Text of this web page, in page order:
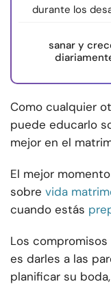
durante los
sanar y
Como cualquier
puede educarlo
mejor en el
El mejor
sobre vida
cuando estás
Los compromisos
es darles a las
planificar su